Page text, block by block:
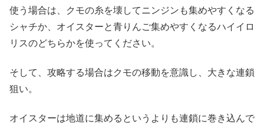
使う場合は、クモの糸を壊してニンジンも集めやすくなる
シャチか、オイスターと青りんご集めやすくなるハイイロ
リスのどちらかを使ってください。
そして、攻略する場合はクモの移動を意識し、大きな連鎖
狙い。
オイスターは地道に集めるというよりも連鎖に巻き込んで